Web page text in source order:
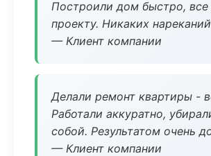
Построили дом быстро, все
проекту. Никаких
— Клиент компании
Делали ремонт квартиры -
Работали аккуратно,
собой. Результатом очень
— Клиент компании